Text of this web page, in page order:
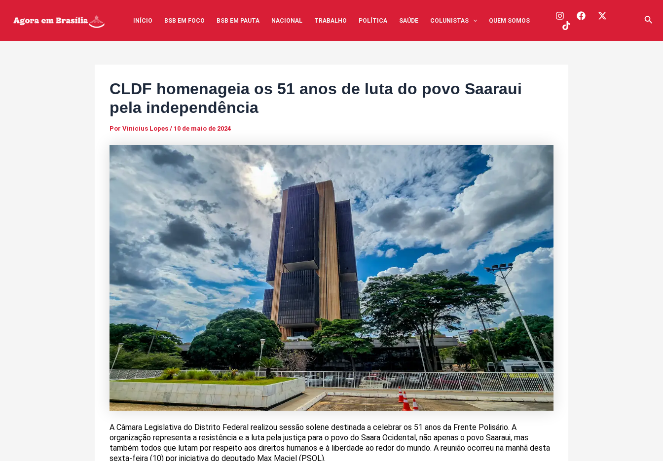
INÍCIO BSB EM FOCO BSB EM PAUTA NACIONAL TRABALHO POLÍTICA SAÚDE COLUNISTAS QUEM SOMOS
CLDF homenageia os 51 anos de luta do povo Saaraui
pela independência
Por Vinicius Lopes / 10 de maio de 2024
A Câmara Legislativa do Distrito Federal realizou sessão solene destinada a celebrar os 51 anos da Frente Polisário. A
organização representa a resistência e a luta pela justiça para o povo do Saara Ocidental, não apenas o povo Saaraui, mas
também todos que lutam por respeito aos direitos humanos e à liberdade ao redor do mundo. A reunião ocorreu na manhã desta
sexta-feira (10) por iniciativa do deputado Max Maciel (PSOL).
navigation